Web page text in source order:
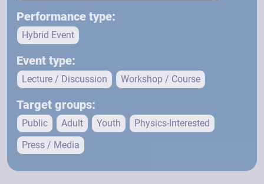
Performance type:
Hybrid Event
Event type:
Lecture / Discussion Workshop / Course
Target groups:
Public Adult Youth
Physics-Interested
Press / Media